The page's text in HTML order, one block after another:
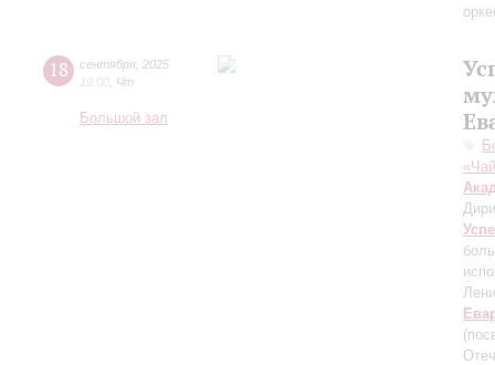
18 сентября 2025
19:00 Чт
Большой зал